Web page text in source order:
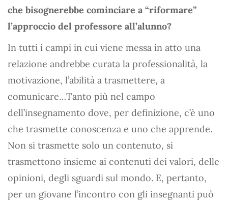
che bisognerebbe cominciare a “riformare”
l’approccio del professore all’alunno?
In tutti i campi in cui viene messa in atto una
relazione andrebbe curata la professionalità, la
motivazione, l’abilità a trasmettere, a
comunicare…Tanto più nel campo
dell’insegnamento dove, per definizione, c’è uno
che trasmette conoscenza e uno che apprende.
Non si trasmette solo un contenuto, si
trasmettono insieme ai contenuti dei valori, delle
opinioni, degli sguardi sul mondo. E, pertanto,
per un giovane l’incontro con gli insegnanti può